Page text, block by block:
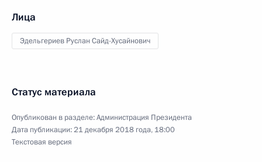
Лица
Эдельгериев Руслан Сайд-Хусайнович
Статус материала
Опубликован в разделе:Администрация Президента
Дата публикации:21 декабря 2018 года, 18:00
Текстовая версия